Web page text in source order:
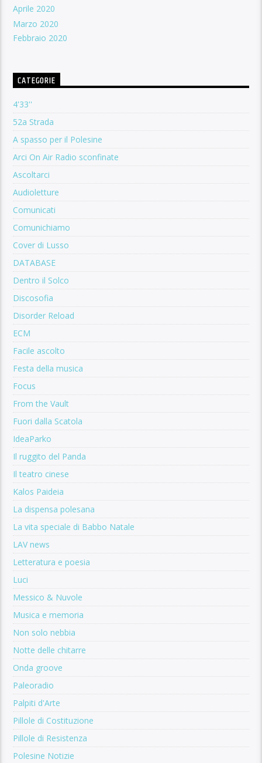
Aprile 2020
Marzo 2020
Febbraio 2020
CATEGORIE
4'33''
52a Strada
A spasso per il Polesine
Arci On Air Radio sconfinate
Ascoltarci
Audioletture
Comunicati
Comunichiamo
Cover di Lusso
DATABASE
Dentro il Solco
Discosofia
Disorder Reload
ECM
Facile ascolto
Festa della musica
Focus
From the Vault
Fuori dalla Scatola
IdeaParko
Il ruggito del Panda
Il teatro cinese
Kalos Paideia
La dispensa polesana
La vita speciale di Babbo Natale
LAV news
Letteratura e poesia
Luci
Messico & Nuvole
Musica e memoria
Non solo nebbia
Notte delle chitarre
Onda groove
Paleoradio
Palpiti d'Arte
Pillole di Costituzione
Pillole di Resistenza
Polesine Notizie